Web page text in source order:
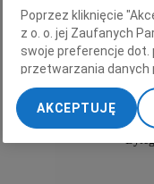
Komunalnego
Wicemarszałka
Poprzez kliknięcie
z o. o. jej Zaufanych
swoje preferencje dot.
przetwarzania danych
„Ustawienia
My, nasi Zaufani
dokładnych danych
Przechowywanie
treści, badnie
AKCEPTUJĘ